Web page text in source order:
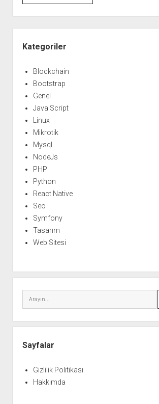
Gmail
Hesabına
Yedekleme
Menü
Kategoriler
Blockchain
Bootstrap
Genel
Java Script
Linux
Mikrotik
Mysql
NodeJs
PHP
Python
React Native
Seo
Symfony
Tasarım
Web Sitesi
Sayfalar
Gizlilik Politikası
Hakkımda